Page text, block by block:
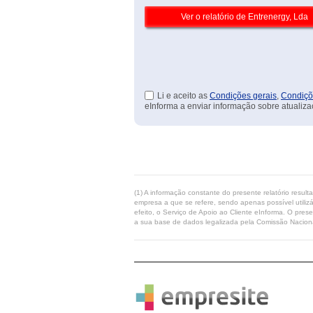
Li e aceito as Condições gerais,
eInforma a enviar informação sobre
(1) A informação constante do presente relatório
empresa a que se refere, sendo apenas possível
efeito, o Serviço de Apoio ao Cliente eInforma. O
a sua base de dados legalizada pela Comissão